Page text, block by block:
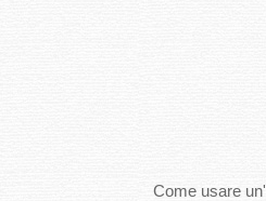
Come usare